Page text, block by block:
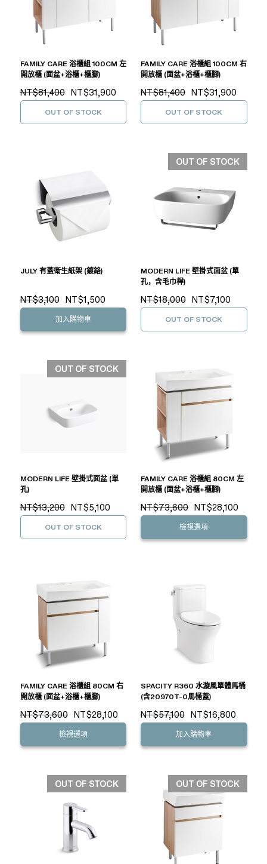
FAMILY CARE 浴櫃組 100CM 左
開放櫃 (面盆+浴櫃+櫃腳)
NT$81,400 NT$31,900
OUT OF STOCK
FAMILY CARE 浴櫃組 100CM 右
開放櫃 (面盆+浴櫃+櫃腳)
NT$81,400 NT$31,900
OUT OF STOCK
JULY 有蓋衛生紙架 (鍍鉻)
NT$3,100 NT$1,500
加入購物車
OUT OF STOCK
MODERN LIFE 壁掛式面盆 (單
孔，含毛巾桿)
NT$18,000 NT$7,100
OUT OF STOCK
OUT OF STOCK
MODERN LIFE 壁掛式面盆 (單
孔)
NT$13,200 NT$5,100
OUT OF STOCK
FAMILY CARE 浴櫃組 80CM 左
開放櫃 (面盆+浴櫃+櫃腳)
NT$73,600 NT$28,100
檢視選項
FAMILY CARE 浴櫃組 80CM 右
開放櫃 (面盆+浴櫃+櫃腳)
NT$73,600 NT$28,100
檢視選項
SPACITY R360 水漩風單體馬桶
(含20970T-0馬桶蓋)
NT$57,100 NT$16,800
加入購物車
OUT OF STOCK OUT OF STOCK